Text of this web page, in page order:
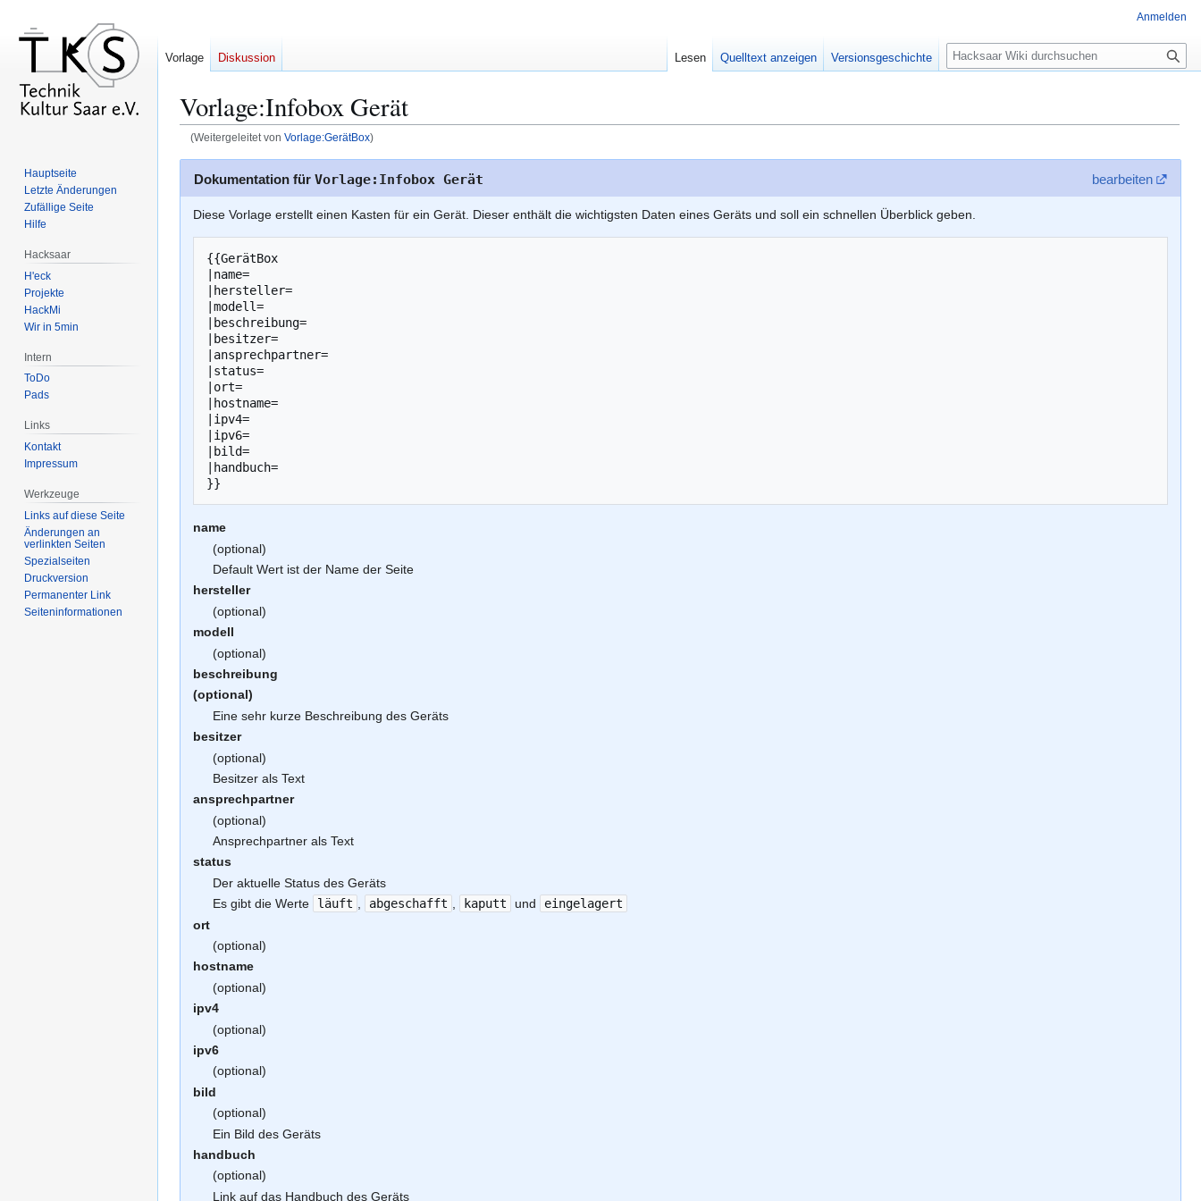
Vorlage:Infobox Gerät
(Weitergeleitet von Vorlage:GerätBox)
Navigation
springen
Suche
springen
Dokumentation fürVorlage:Infobox Gerät bearbeiten
Diese Vorlage erstellt einen Kasten für ein Gerät. Dieser enthält die wichtigsten Daten eines Geräts und soll ein schnellen Überblick geben.
{{GerätBox
|name=
|hersteller=
|modell=
|beschreibung=
|besitzer=
|ansprechpartner=
|status=
|ort=
|hostname=
|ipv4=
|ipv6=
|bild=
|handbuch=
name
(optional)
Default Wert ist der Name der Seite
hersteller
(optional)
modell
(optional)
beschreibung
(optional)
Eine sehr kurze Beschreibung des Geräts
besitzer
(optional)
Besitzer als Text
ansprechpartner
(optional)
Ansprechpartner als Text
status
Der aktuelle Status des Geräts
Es gibt die Werte
läuft , abgeschafft , kaputt und
eingelagert
ort
(optional)
hostname
(optional)
ipv4
(optional)
ipv6
(optional)
bild
(optional)
Ein Bild des Geräts
handbuch
(optional)
Link auf das Handbuch des Geräts
Anmelden
Vorlage Diskussion Lesen Quelltext anzeigen Versionsgeschichte
S
u
e
Hauptseite
Letzte Änderungen
Zufällige Seite
Hilfe
Hacksaar
H'eck
Projekte
HackMi
Wir in 5min
Intern
ToDo
Pads
Links
Kontakt
Impressum
Werkzeuge
Links auf diese Seite
Änderungen an
verlinkten Seiten
Spezialseiten
Druckversion
Permanenter Link
Seiten­­informationen